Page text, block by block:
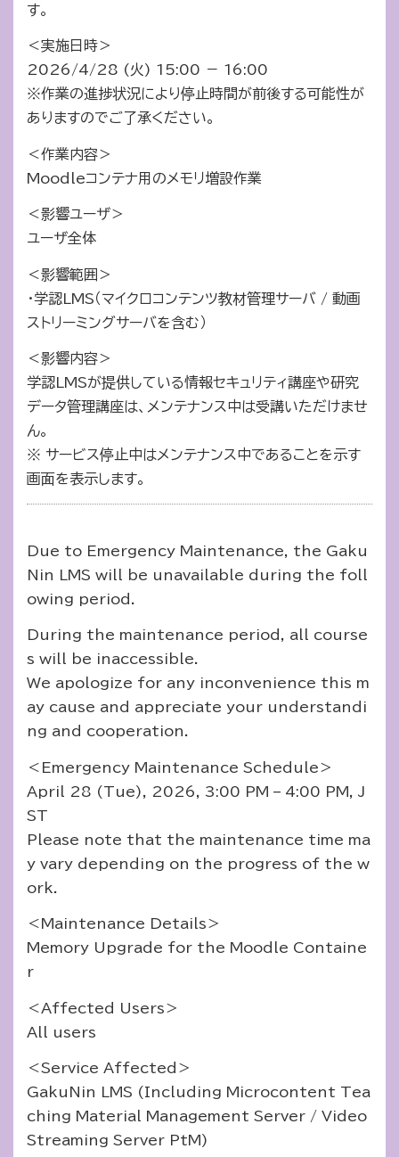
す。
＜実施日時＞
2026/4/28 (火) 15:00 － 16:00
※作業の進捗状況により停止時間が前後する可能性が
ありますのでご了承ください。
＜作業内容＞
Moodleコンテナ用のメモリ増設作業
＜影響ユーザ＞
ユーザ全体
＜影響範囲＞
・学認LMS（マイクロコンテンツ教材管理サーバ / 動画
ストリーミングサーバを含む）
＜影響内容＞
学認LMSが提供している情報セキュリティ講座や研究
データ管理講座は、メンテナンス中は受講いただけませ
ん。
※ サービス停止中はメンテナンス中であることを示す
画面を表示します。
Due to Emergency Maintenance, the Gaku
Nin LMS will be unavailable during the foll
owing period.
During the maintenance period, all course
s will be inaccessible.
We apologize for any inconvenience this m
ay cause and appreciate your understandi
ng and cooperation.
＜Emergency Maintenance Schedule＞
April 28 (Tue), 2026, 3:00 PM – 4:00 PM, J
ST
Please note that the maintenance time ma
y vary depending on the progress of the w
ork.
＜Maintenance Details＞
Memory Upgrade for the Moodle Containe
r
＜Affected Users＞
All users
＜Service Affected＞
GakuNin LMS (Including Microcontent Tea
ching Material Management Server / Video
Streaming Server PtM)